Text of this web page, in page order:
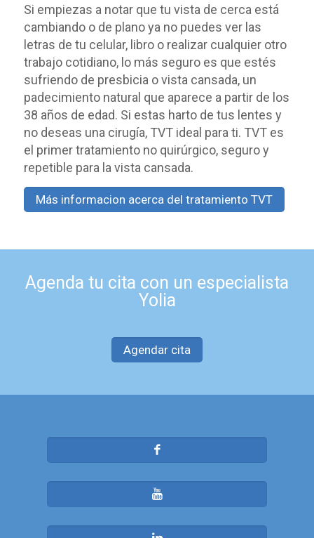
Si empiezas a notar que tu vista de cerca está
cambiando o de plano ya no puedes ver las
letras de tu celular, libro o realizar cualquier otro
trabajo cotidiano, lo más seguro es que estés
sufriendo de presbicia o vista cansada, un
padecimiento natural que aparece a partir de los
38 años de edad. Si estas harto de tus lentes y
no deseas una cirugía, TVT ideal para ti. TVT es
el primer tratamiento no quirúrgico, seguro y
repetible para la vista cansada.
Más informacion acerca del tratamiento TVT
Agenda tu cita con un especialista
Yolia
Agendar cita